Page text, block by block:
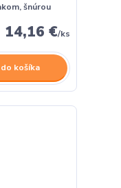
šnúrou
14,16 €/ks
košíka